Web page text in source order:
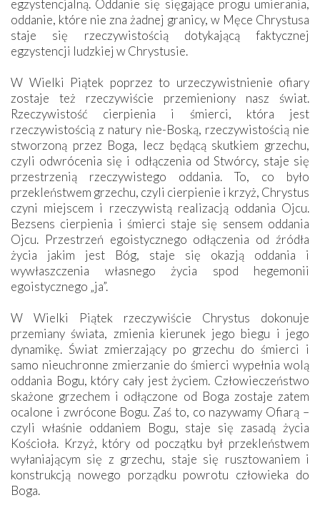
egzystencjalną. Oddanie się sięgające progu umierania,
oddanie, które nie zna żadnej granicy, w Męce Chrystusa
staje się rzeczywistością dotykającą faktycznej
egzystencji ludzkiej w Chrystusie.
W Wielki Piątek poprzez to urzeczywistnienie ofiary
zostaje też rzeczywiście przemieniony nasz świat.
Rzeczywistość cierpienia i śmierci, która jest
rzeczywistością z natury nie-Boską, rzeczywistością nie
stworzoną przez Boga, lecz będącą skutkiem grzechu,
czyli odwrócenia się i odłączenia od Stwórcy, staje się
przestrzenią rzeczywistego oddania. To, co było
przekleństwem grzechu, czyli cierpienie i krzyż, Chrystus
czyni miejscem i ­rzeczywistą realizacją oddania Ojcu.
Bezsens cierpienia i śmierci staje się sensem oddania
Ojcu. Przestrzeń egoistycznego odłączenia od źródła
życia jakim jest Bóg, staje się okazją oddania i
wywłaszczenia własnego życia spod hegemonii
egoistycznego „ja”.
W Wielki Piątek rzeczywiście Chrystus dokonuje
przemiany świata, zmienia kierunek jego biegu i jego
dynamikę. Świat zmierzający po grzechu do śmierci i
samo nieuchronne zmierzanie do śmierci wypełnia wolą
oddania Bogu, który cały jest życiem. Człowieczeństwo
skażone grzechem i odłączone od Boga zostaje zatem
ocalone i zwrócone Bogu. Zaś to, co nazywamy Ofiarą –
czyli właśnie oddaniem Bogu, staje się zasadą życia
Kościoła. Krzyż, który od początku był przekleństwem
wyłaniającym się z grzechu, staje się rusztowaniem i
konstrukcją nowego porządku powrotu człowieka do
Boga.